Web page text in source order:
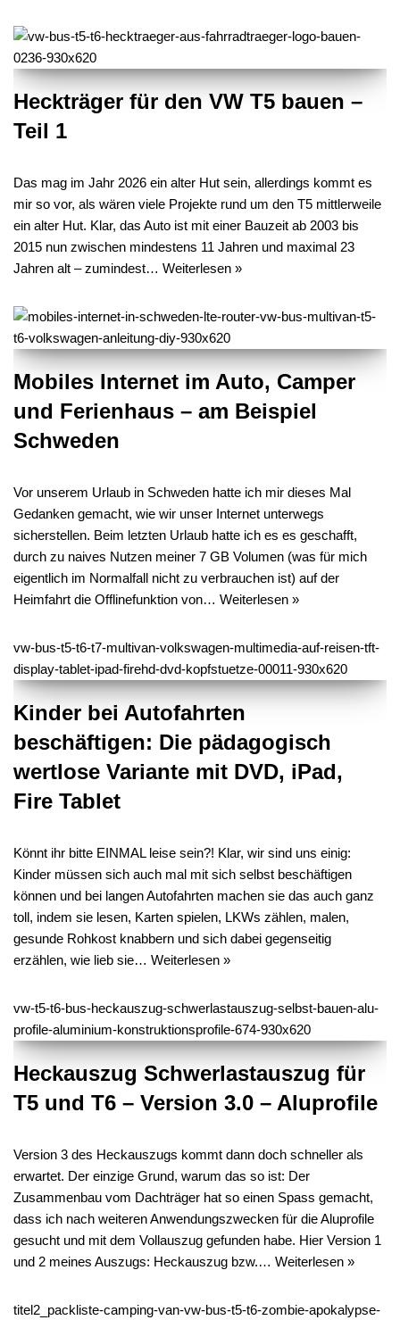
Heckträger für den VW T5 bauen –
Teil 1
Das mag im Jahr 2026 ein alter Hut sein, allerdings kommt es
mir so vor, als wären viele Projekte rund um den T5 mittlerweile
ein alter Hut. Klar, das Auto ist mit einer Bauzeit ab 2003 bis
2015 nun zwischen mindestens 11 Jahren und maximal 23
Jahren alt – zumindest… Weiterlesen »
Mobiles Internet im Auto, Camper
und Ferienhaus – am Beispiel
Schweden
Vor unserem Urlaub in Schweden hatte ich mir dieses Mal
Gedanken gemacht, wie wir unser Internet unterwegs
sicherstellen. Beim letzten Urlaub hatte ich es es geschafft,
durch zu naives Nutzen meiner 7 GB Volumen (was für mich
eigentlich im Normalfall nicht zu verbrauchen ist) auf der
Heimfahrt die Offlinefunktion von… Weiterlesen »
Kinder bei Autofahrten
beschäftigen: Die pädagogisch
wertlose Variante mit DVD, iPad,
Fire Tablet
Könnt ihr bitte EINMAL leise sein?! Klar, wir sind uns einig:
Kinder müssen sich auch mal mit sich selbst beschäftigen
können und bei langen Autofahrten machen sie das auch ganz
toll, indem sie lesen, Karten spielen, LKWs zählen, malen,
gesunde Rohkost knabbern und sich dabei gegenseitig
erzählen, wie lieb sie… Weiterlesen »
Heckauszug Schwerlastauszug für
T5 und T6 – Version 3.0 – Aluprofile
Version 3 des Heckauszugs kommt dann doch schneller als
erwartet. Der einzige Grund, warum das so ist: Der
Zusammenbau vom Dachträger hat so einen Spass gemacht,
dass ich nach weiteren Anwendungszwecken für die Aluprofile
gesucht und mit dem Vollauszug gefunden habe. Hier Version 1
und 2 meines Auszugs: Heckauszug bzw.… Weiterlesen »